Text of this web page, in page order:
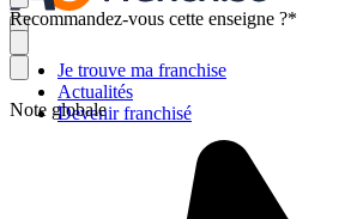
Je trouve ma franchise
Actualités
Devenir franchisé
Recommandez-vous cette enseigne ?*
Note globale